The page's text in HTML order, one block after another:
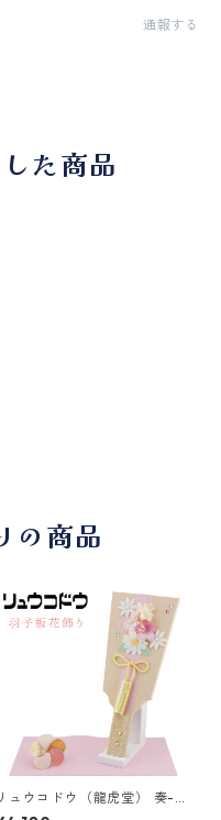
通報する
た商品
の商品
リュウコドウ（龍虎堂） 奏-淡
（かなで-あわいろ）羽子板